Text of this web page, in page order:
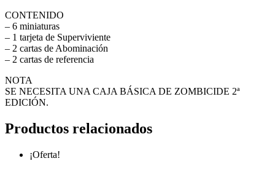
CONTENIDO
– 6 miniaturas
– 1 tarjeta de Superviviente
– 2 cartas de Abominación
– 2 cartas de referencia
NOTA
SE NECESITA UNA CAJA BÁSICA DE ZOMBICIDE 2ª
EDICIÓN.
Productos relacionados
¡Oferta!